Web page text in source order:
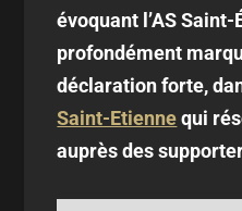
évoquant l’AS
profondément
déclaration forte,
Saint-Etiennequi
auprès des